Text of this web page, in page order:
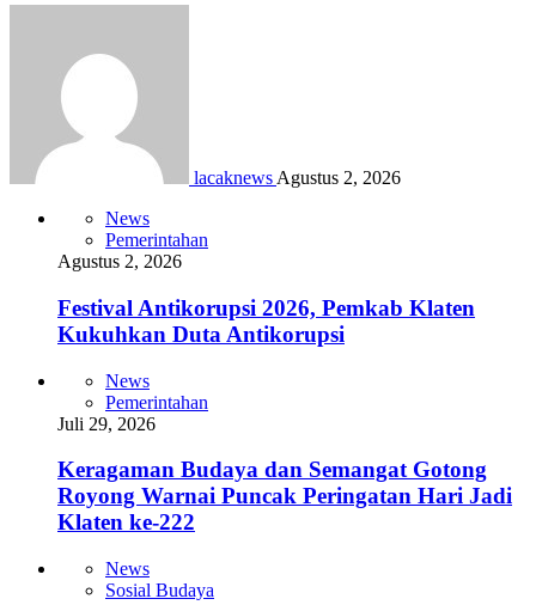
lacaknews Agustus 2, 2026
News
Pemerintahan
Agustus 2, 2026
Festival Antikorupsi 2026, Pemkab Klaten
Kukuhkan Duta Antikorupsi
News
Pemerintahan
Juli 29, 2026
Keragaman Budaya dan Semangat Gotong
Royong Warnai Puncak Peringatan Hari Jadi
Klaten ke-222
News
Sosial Budaya